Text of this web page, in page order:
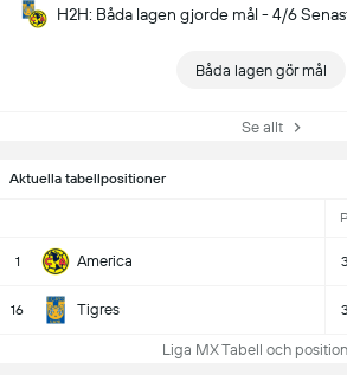
H2H: Båda lagen gjorde mål - 4/6
Båda lagen gör mål
Se allt
Aktuella tabellpositioner
P
1 America 3
16 Tigres 3
Liga MX Tabell och